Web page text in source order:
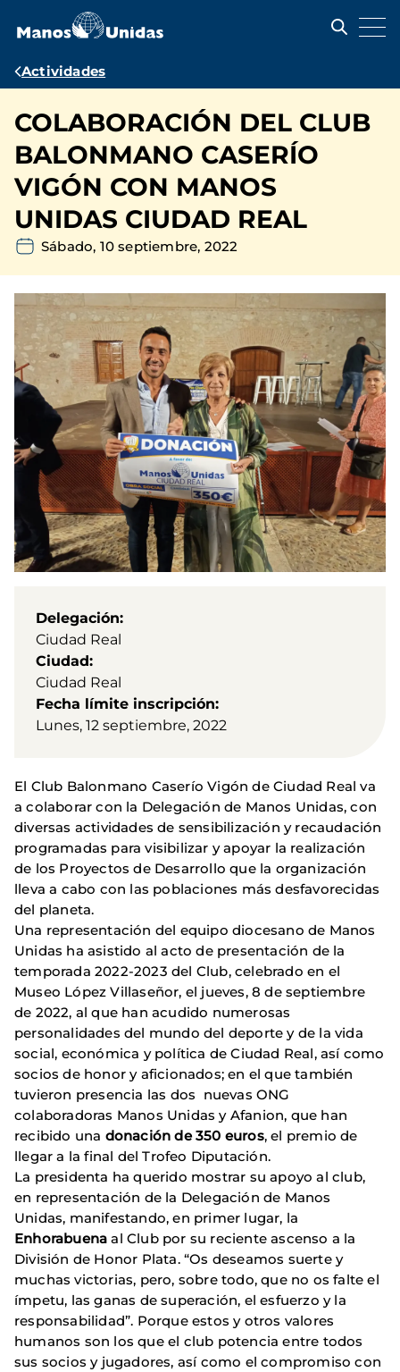
contenido
Ruta
navegación
Actividades
COLABORACIÓN DEL CLUB
BALONMANO CASERÍO
VIGÓN CON MANOS
UNIDAS CIUDAD REAL
Sábado, 10 septiembre, 2022
Delegación
Ciudad Real
Ciudad
Ciudad Real
Fecha límite inscripción
Lunes, 12 septiembre, 2022
El Club Balonmano Caserío Vigón de Ciudad Real va
a colaborar con la Delegación de Manos Unidas, con
diversas actividades de sensibilización y recaudación
programadas para visibilizar y apoyar la realización
de los Proyectos de Desarrollo que la organización
lleva a cabo con las poblaciones más desfavorecidas
del planeta.
Una representación del equipo diocesano de Manos
Unidas ha asistido al acto de presentación de la
temporada 2022-2023 del Club, celebrado en el
Museo López Villaseñor, el jueves, 8 de septiembre
de 2022, al que han acudido numerosas
personalidades del mundo del deporte y de la vida
social, económica y política de Ciudad Real, así como
socios de honor y aficionados; en el que también
tuvieron presencia las dos nuevas ONG
colaboradoras Manos Unidas y Afanion, que han
recibido una donación de 350 euros, el premio de
llegar a la final del Trofeo Diputación.
La presidenta ha querido mostrar su apoyo al club,
en representación de la Delegación de Manos
Unidas, manifestando, en primer lugar, la
Enhorabuenaal Club por su reciente ascenso a la
División de Honor Plata. “Os deseamos suerte y
muchas victorias, pero, sobre todo, que no os falte el
ímpetu, las ganas de superación, el esfuerzo y la
responsabilidad”. Porque estos y otros valores
humanos son los que el club potencia entre todos
sus socios y jugadores, así como el compromiso con